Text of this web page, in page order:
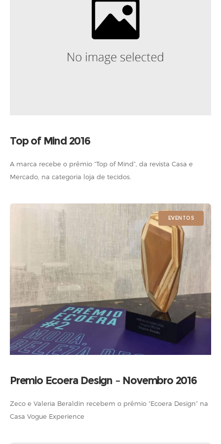
Top of Mind 2016
A marca recebe o prêmio “Top of Mind”, da revista Casa e
Mercado, na categoria loja de tecidos.
EVENTOS
Premio Ecoera Design – Novembro 2016
Zeco e Valeria Beraldin recebem o prêmio “Ecoera Design” na
Casa Vogue Experience